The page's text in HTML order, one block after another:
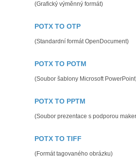
(Grafický výměnný formát)
POTX TO OTP
(Standardní formát OpenDocument)
POTX TO POTM
(Soubor šablony Microsoft
POTX TO PPTM
(Soubor prezentace s podporou
POTX TO TIFF
(Formát tagovaného obrázku)